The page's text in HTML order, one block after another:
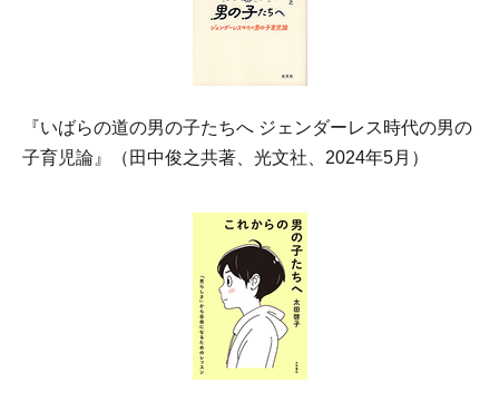
『いばらの道の男の子たちへ ジェンダーレス時代の男の
子育児論』（田中俊之共著、光文社、2024年5月）